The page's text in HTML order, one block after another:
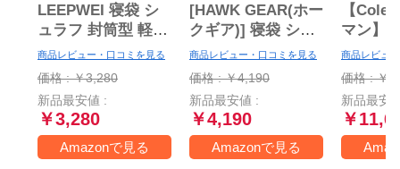
LEEPWEI 寝袋 シ
ュラフ 封筒型 軽量
保温 耐寒 防水 コ
ンパクト アウトド
ア キャンプ 登山
車中泊 防災用 丸洗
い可能 快適温度 丸
洗い寝袋 春用 夏用
商品レビュー・口コミを見る
価格 : ￥3,280
新品最安値 :
￥3,280
Amazonで見る
[HAWK GEAR(ホー
クギア)] 寝袋 シュ
ラフ マミー型 キャ
ンプ アウトドア
-15度耐寒 簡易防水
オールシーズン (ブ
ラック)
商品レビュー・口コミを見る
価格 : ￥4,190
新品最安値 :
￥4,190
Amazonで見る
【
マン】
袋(マミ
度まで
商品レビュ
価格 : ￥
新品最安
￥